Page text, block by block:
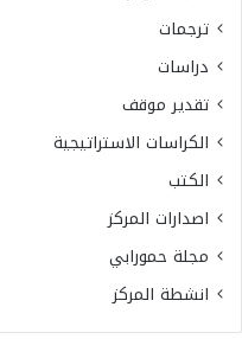
ترجمات
دراسات
تقدير موقف
الكراسات الاستراتيجية
الكتب
اصدارات المركز
مجلة حمورابي
انشطة المركز